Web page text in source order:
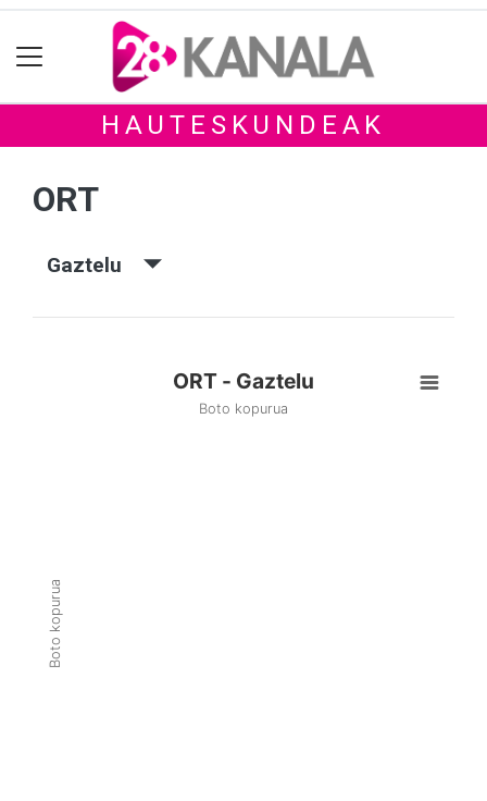
HAUTESKUNDEAK
ORT
Gaztelu
Boto kopurua
ORT - Gaztelu
Boto kopurua